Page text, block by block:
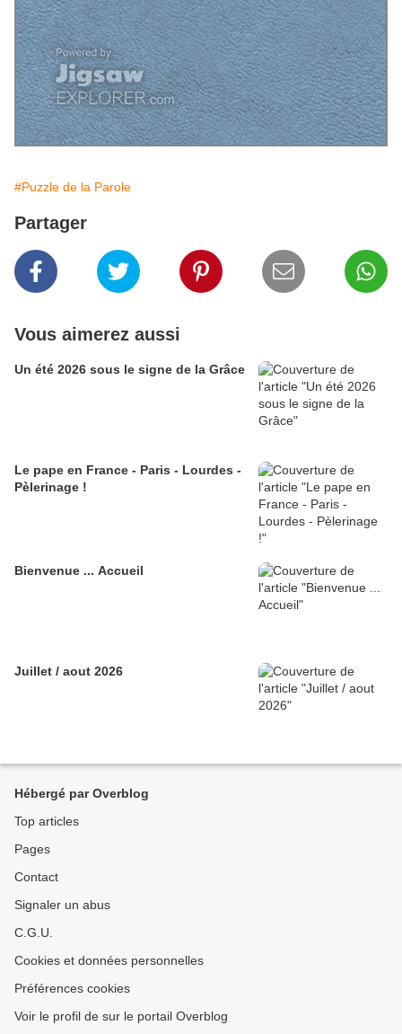
#Puzzle de la Parole
Partager
Vous aimerez aussi
Un été 2026 sous le signe de la Grâce
Le pape en France - Paris - Lourdes -
Pèlerinage !
Bienvenue ... Accueil
Juillet / aout 2026
Hébergé par Overblog
Top articles
Pages
Contact
Signaler un abus
C.G.U.
Cookies et données personnelles
Préférences cookies
Voir le profil de sur le portail Overblog